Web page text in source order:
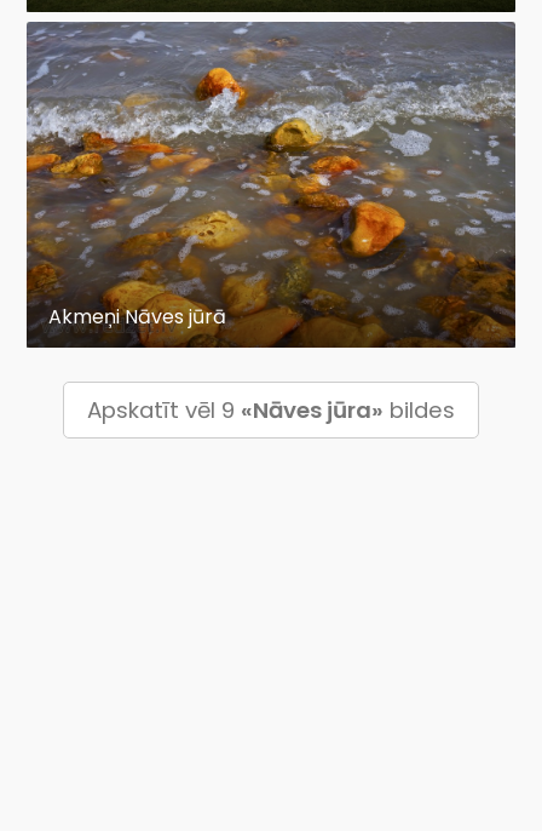
Akmeņi Nāves jūrā
Apskatīt vēl 9 «Nāves jūra» bildes